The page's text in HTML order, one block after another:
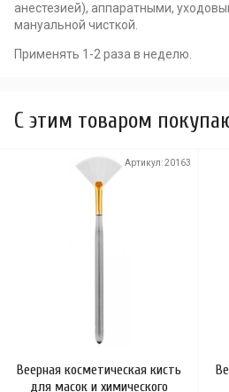
анестезией), аппаратными,
мануальной чисткой.
Применять 1-2 раза в неделю.
C этим товаром
Артикул:20163
Веерная косметическая кисть
для масок и химического